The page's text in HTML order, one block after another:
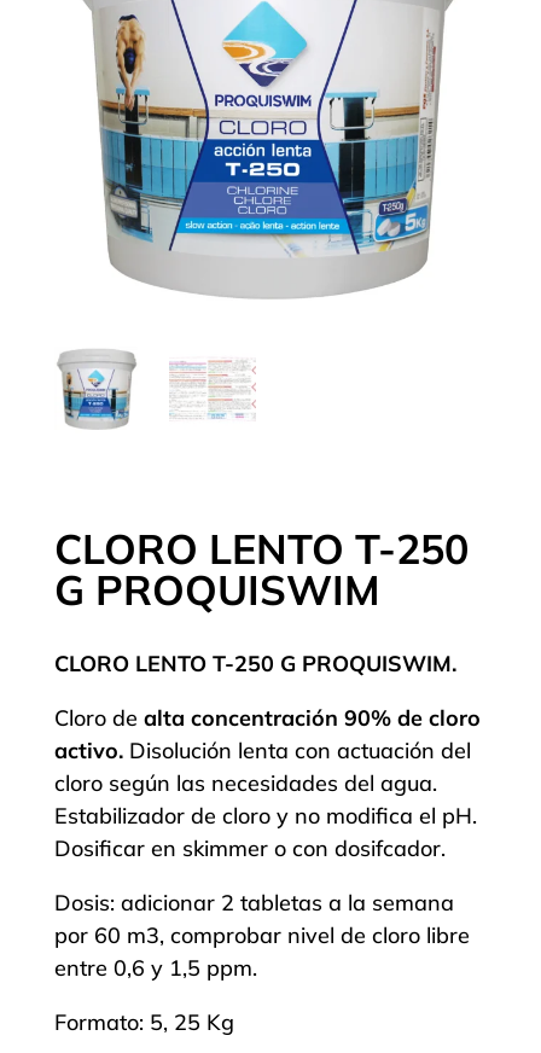
CLORO LENTO T-250
G PROQUISWIM
CLORO LENTO T-250 G PROQUISWIM.
Cloro de alta concentración 90% de cloro
activo.Disolución lenta con actuación del
cloro según las necesidades del agua.
Estabilizador de cloro y no modifica el pH.
Dosificar en skimmer o con dosifcador.
Dosis: adicionar 2 tabletas a la semana
por 60 m3, comprobar nivel de cloro libre
entre 0,6 y 1,5 ppm.
Formato: 5, 25 Kg